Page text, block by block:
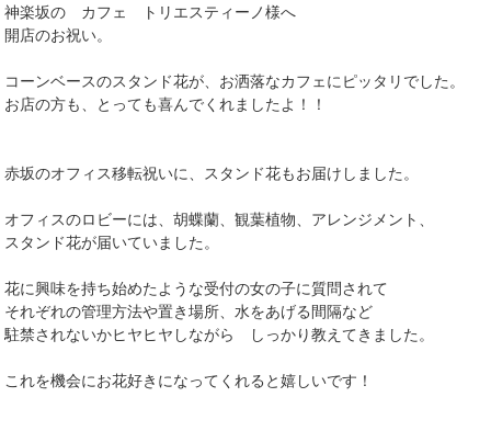
神楽坂の カフェ トリエスティーノ様へ
開店のお祝い。
コーンベースのスタンド花が、お洒落なカフェにピッタリでした。
お店の方も、とっても喜んでくれましたよ！！
赤坂のオフィス移転祝いに、スタンド花もお届けしました。
オフィスのロビーには、胡蝶蘭、観葉植物、アレンジメント、
スタンド花が届いていました。
花に興味を持ち始めたような受付の女の子に質問されて
それぞれの管理方法や置き場所、水をあげる間隔など
駐禁されないかヒヤヒヤしながら しっかり教えてきました。
これを機会にお花好きになってくれると嬉しいです！